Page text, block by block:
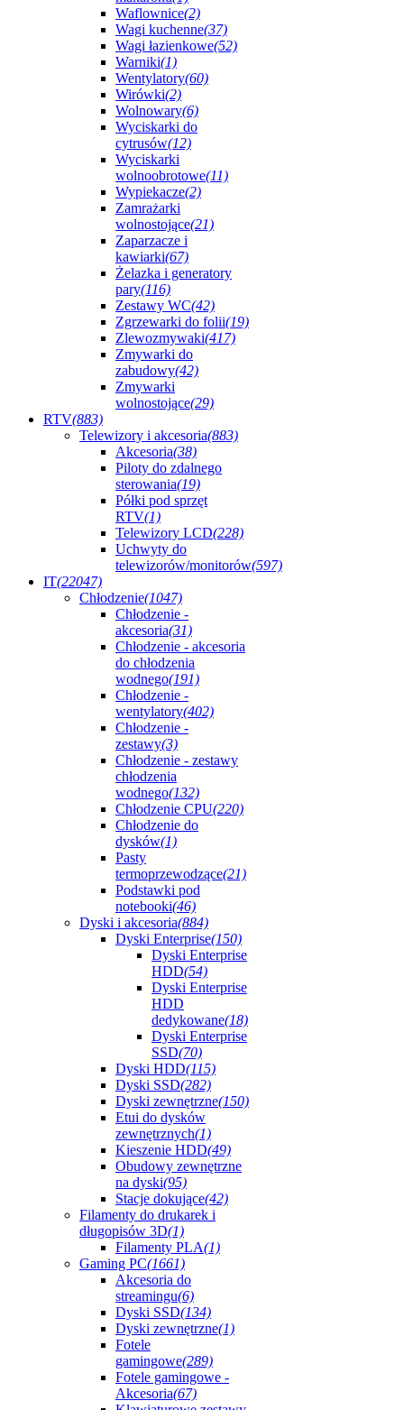
Waflownice(2)
Wagi kuchenne(37)
Wagi łazienkowe(52)
Warniki(1)
Wentylatory(60)
Wirówki(2)
Wolnowary(6)
Wyciskarki do
cytrusów(12)
Wyciskarki
wolnoobrotowe(11)
Wypiekacze(2)
Zamrażarki
wolnostojące(21)
Zaparzacze i
kawiarki(67)
Żelazka i generatory
pary(116)
Zestawy WC(42)
Zgrzewarki do folii(19)
Zlewozmywaki(417)
Zmywarki do
zabudowy(42)
Zmywarki
wolnostojące(29)
RTV(883)
Telewizory i akcesoria(883)
Akcesoria(38)
Piloty do zdalnego
sterowania(19)
Półki pod sprzęt
RTV(1)
Telewizory LCD(228)
Uchwyty do
telewizorów/monitorów(597)
IT(22047)
Chłodzenie(1047)
Chłodzenie -
akcesoria(31)
Chłodzenie - akcesoria
do chłodzenia
wodnego(191)
Chłodzenie -
wentylatory(402)
Chłodzenie -
zestawy(3)
Chłodzenie - zestawy
chłodzenia
wodnego(132)
Chłodzenie CPU(220)
Chłodzenie do
dysków(1)
Pasty
termoprzewodzące(21)
Podstawki pod
notebooki(46)
Dyski i akcesoria(884)
Dyski Enterprise(150)
Dyski Enterprise
HDD(54)
Dyski Enterprise
HDD
dedykowane(18)
Dyski Enterprise
SSD(70)
Dyski HDD(115)
Dyski SSD(282)
Dyski zewnętrzne(150)
Etui do dysków
zewnętrznych(1)
Kieszenie HDD(49)
Obudowy zewnętrzne
na dyski(95)
Stacje dokujące(42)
Filamenty do drukarek i
długopisów 3D(1)
Filamenty PLA(1)
Gaming PC(1661)
Akcesoria do
streamingu(6)
Dyski SSD(134)
Dyski zewnętrzne(1)
Fotele
gamingowe(289)
Fotele gamingowe -
Akcesoria(67)